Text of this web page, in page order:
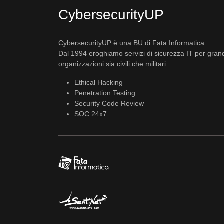
CybersecurityUP
CybersecurityUP è una BU di Fata Informatica.
Dal 1994 eroghiamo servizi di sicurezza IT per
organizzazioni sia civili che militari.
Ethical Hacking
Penetration Testing
Security Code Review
SOC 24x7